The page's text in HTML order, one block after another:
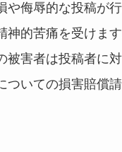
や侮辱的な投稿が
神的苦痛を受けま
被害者は投稿者に
ついての損害賠償